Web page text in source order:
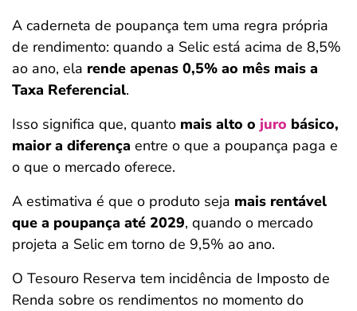
A caderneta de poupança tem uma regra própria
de rendimento: quando a Selic está acima de 8,5%
ao ano, ela rende apenas 0,5% ao mês mais a
Taxa Referencial.
Isso significa que, quanto mais alto o juro básico,
maior a diferença entre o que a poupança paga e
o que o mercado oferece.
A estimativa é que o produto seja mais rentável
que a poupança até 2029, quando o mercado
projeta a Selic em torno de 9,5% ao ano.
O Tesouro Reserva tem incidência de Imposto de
Renda sobre os rendimentos no momento do